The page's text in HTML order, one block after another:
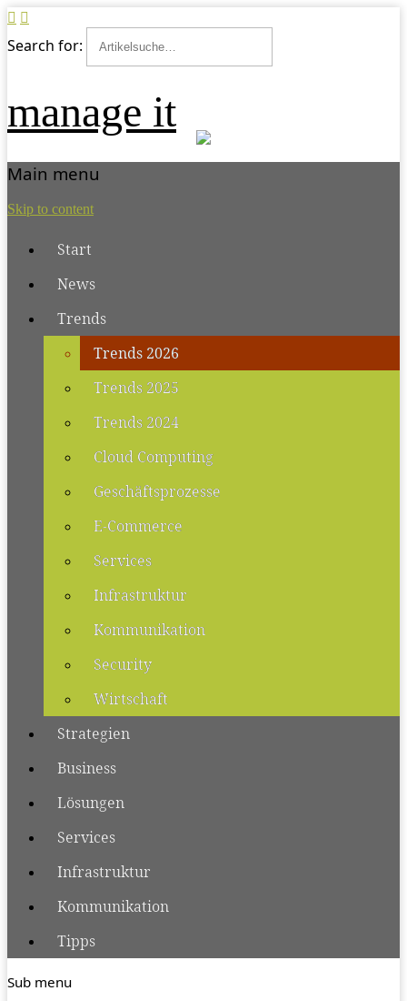
Search for:
manage it
Main menu
Skip to content
Start
News
Trends
Trends 2026
Trends 2025
Trends 2024
Cloud Computing
Geschäftsprozesse
E-Commerce
Services
Infrastruktur
Kommunikation
Security
Wirtschaft
Strategien
Business
Lösungen
Services
Infrastruktur
Kommunikation
Tipps
Sub menu